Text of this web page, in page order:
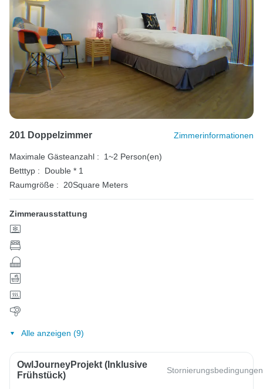
201 Doppelzimmer Zimmerinformationen
Maximale Gästeanzahl :
1~2 Person(en)
Betttyp :
Double * 1
Raumgröße :
20Square Meters
Zimmerausstattung
Alle anzeigen (9)
OwlJourneyProjekt (inklusive
Frühstück)
Stornierungsbedingungen